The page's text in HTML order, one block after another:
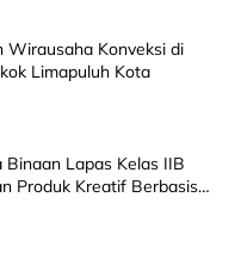
Wirausaha Konveksi di
Limapuluh Kota
Lapas Kelas IIB
Produk Kreatif Berbasis